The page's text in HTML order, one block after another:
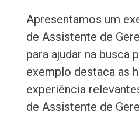
Apresentamos um
de Assistente de
para ajudar na busca
exemplo destaca as
experiência
de Assistente de